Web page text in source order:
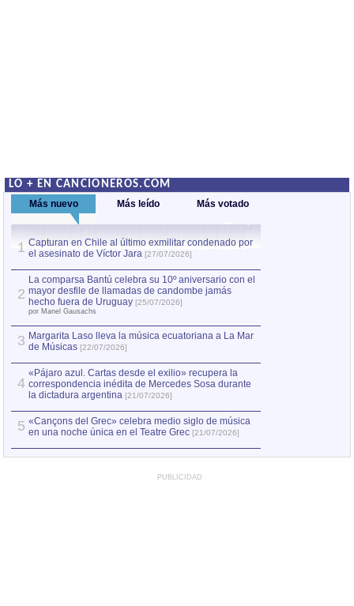
LO + EN CANCIONEROS.COM
Más nuevo Más leído Más votado
1 Capturan en Chile al último exmilitar condenado por
el asesinato de Víctor Jara [27/07/2026]
2
La comparsa Bantú celebra su 10º aniversario con el
mayor desfile de llamadas de candombe jamás
hecho fuera de Uruguay [25/07/2026]
por Manel Gausachs
3 Margarita Laso lleva la música ecuatoriana a La Mar
de Músicas [22/07/2026]
4
«Pájaro azul. Cartas desde el exilio» recupera la
correspondencia inédita de Mercedes Sosa durante
la dictadura argentina [21/07/2026]
5 «Cançons del Grec» celebra medio siglo de música
en una noche única en el Teatre Grec [21/07/2026]
PUBLICIDAD